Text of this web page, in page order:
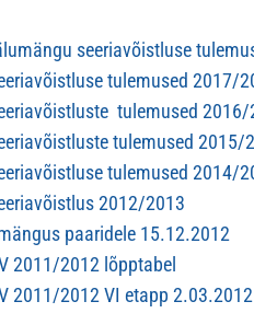
seeriavõistluse
tulemused 2017/
tulemused 2016/
tulemused 2015/
tulemused 2014/
2012/2013
paaridele 15.12.2012
2011/2012 lõpptabel
2011/2012 VI etapp 2.03.2012